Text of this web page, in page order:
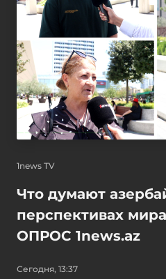
1news TV
Что думают
перспективах
ОПРОС 1news.az
Сегодня, 13:37